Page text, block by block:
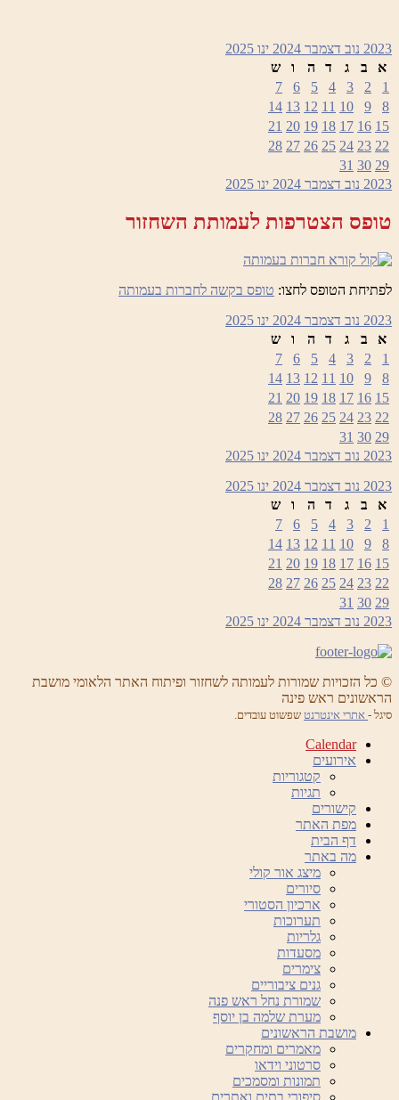
2023 נוב דצמבר 2024 ינו 2025
א
ב ג ד ה ו
ש
1
2
3
4
5
6
7
8
9
10
11
12
13
14
15
16
17
18
19
20
21
22
23
24
25
26
27
28
29
30
31
2023 נוב דצמבר 2024 ינו 2025
טופס הצטרפות לעמותת השחזור
לפתיחת הטופס לחצו: טופס בקשה לחברות בעמותה
2023 נוב דצמבר 2024 ינו 2025
א
ב ג ד ה ו
ש
1
2
3
4
5
6
7
8
9
10
11
12
13
14
15
16
17
18
19
20
21
22
23
24
25
26
27
28
29
30
31
2023 נוב דצמבר 2024 ינו 2025
2023 נוב דצמבר 2024 ינו 2025
א
ב ג ד ה ו
ש
1
2
3
4
5
6
7
8
9
10
11
12
13
14
15
16
17
18
19
20
21
22
23
24
25
26
27
28
29
30
31
2023 נוב דצמבר 2024 ינו 2025
© כל הזכויות שמורות לעמותה לשחזור ופיתוח האתר הלאומי מושבת
הראשונים ראש פינה
סיגל - אתרי אינטרנט שפשוט עובדים.
Calendar
אירועים
קטגוריות
תגיות
קישורים
מפת האתר
דף הבית
מה באתר
מיצג אור קולי
סיורים
ארכיון הסטורי
תערוכות
גלריות
מסעדות
צימרים
גנים ציבוריים
שמורת נחל ראש פנה
מערת שלמה בן יוסף
מושבת הראשונים
מאמרים ומחקרים
סרטוני וידאו
תמונות ומסמכים
סיפורי בתים ואתרים